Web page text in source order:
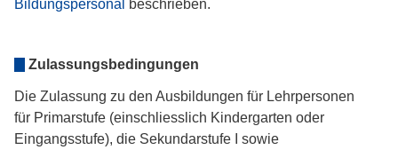
Bildungspersonal
beschrieben.
Zulassungsbedingungen
Die Zulassung zu den Ausbildungen für Lehrpersonen
für Primarstufe (einschliesslich Kindergarten oder
Eingangsstufe), die Sekundarstufe I sowie